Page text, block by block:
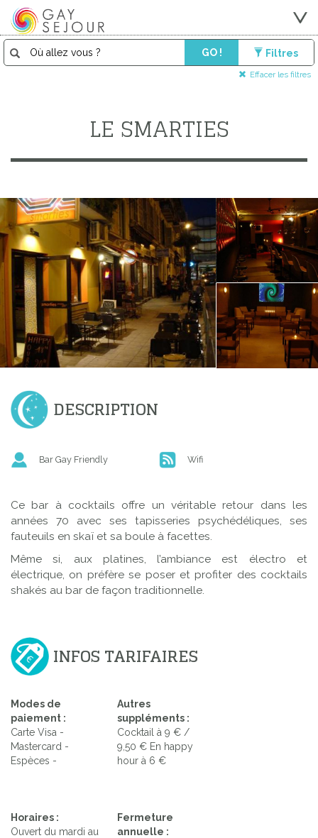
GO ! Filtres
Effacer les filtres
LE SMARTIES
DESCRIPTION
Bar Gay Friendly Wifi
Ce bar à cocktails offre un véritable retour dans les
années 70 avec ses tapisseries psychédéliques, ses
fauteuils en skaï et sa boule à facettes.
Même si, aux platines, l’ambiance est électro et
électrique, on préfère se poser et profiter des cocktails
shakés au bar de façon traditionnelle.
INFOS TARIFAIRES
Modes de
paiement :
Carte Visa -
Mastercard -
Espèces -
Autres
suppléments :
Cocktail à 9 € /
9,50 € En happy
hour à 6 €
Horaires :
Ouvert du mardi au
Fermeture
annuelle :